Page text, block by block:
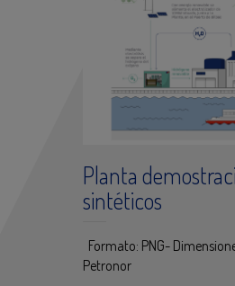
Planta
sintéticos
Formato: PNG-
Petronor